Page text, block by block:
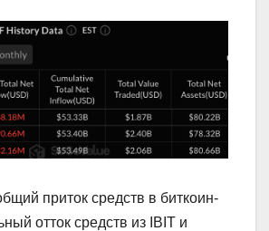
приток средств в биткоин-
отток средств из IBIT и